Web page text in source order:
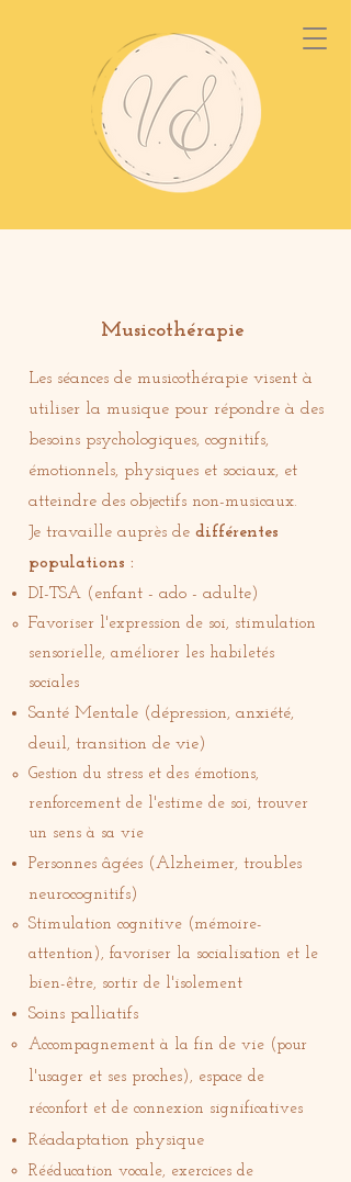
Musicothérapie
Les séances de musicothérapie visent à
utiliser la musique pour répondre à des
besoins psychologiques, cognitifs,
émotionnels, physiques et sociaux, et
atteindre des objectifs non-musicaux.
Je travaille auprès de différentes
populations :
DI-TSA (enfant - ado - adulte)
Favoriser l'expression de soi, stimulation
sensorielle, améliorer les habiletés
sociales​
Santé Mentale (dépression, anxiété,
deuil, transition de vie)
Gestion du stress et des émotions,
renforcement de l'estime de soi, trouver
un sens à sa vie​
Personnes âgées (Alzheimer, troubles
neurocognitifs)
Stimulation cognitive (mémoire-
attention), favoriser la socialisation et le
bien-être, sortir de l'isolement ​
Soins palliatifs
Accompagnement à la fin de vie (pour
l'usager et ses proches), espace de
réconfort et de connexion significatives​
Réadaptation physique
Rééducation vocale, exercices de